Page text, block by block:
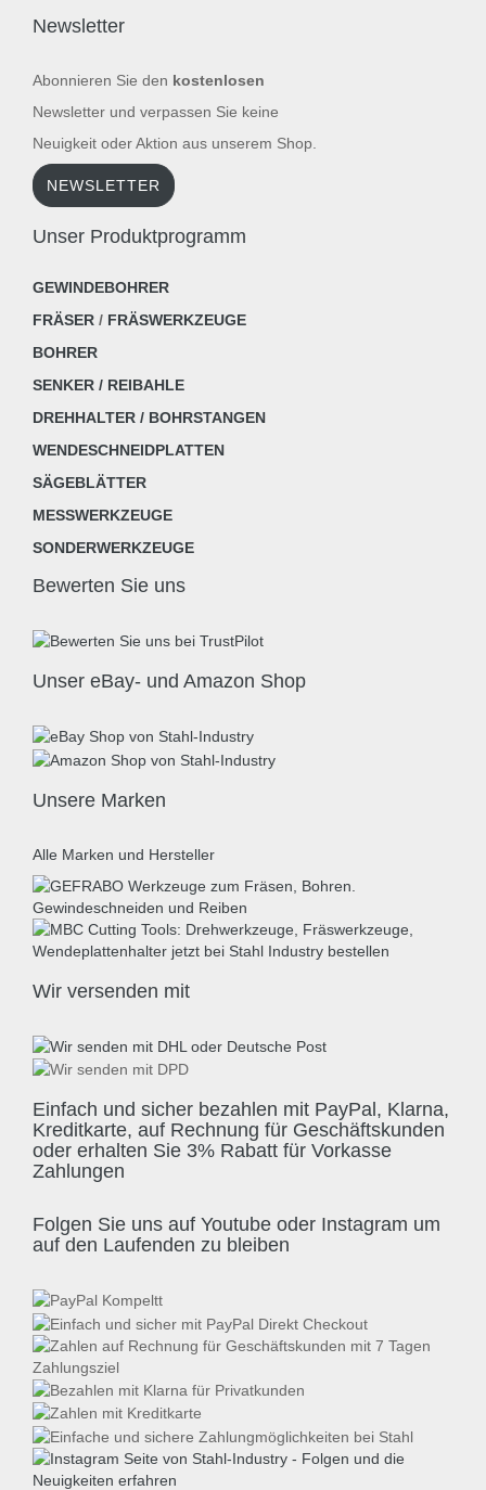
Newsletter
Abonnieren Sie den kostenlosen
Newsletter und verpassen Sie keine
Neuigkeit oder Aktion aus unserem Shop.
NEWSLETTER
Unser Produktprogramm
GEWINDEBOHRER
FRÄSER / FRÄSWERKZEUGE
BOHRER
SENKER / REIBAHLE
DREHHALTER / BOHRSTANGEN
WENDESCHNEIDPLATTEN
SÄGEBLÄTTER
MESSWERKZEUGE
SONDERWERKZEUGE
Bewerten Sie uns
Unser eBay- und Amazon Shop
Unsere Marken
Alle Marken und Hersteller
Wir versenden mit
Einfach und sicher bezahlen mit PayPal, Klarna,
Kreditkarte, auf Rechnung für Geschäftskunden
oder erhalten Sie 3% Rabatt für Vorkasse
Zahlungen
Folgen Sie uns auf Youtube oder Instagram um
auf den Laufenden zu bleiben